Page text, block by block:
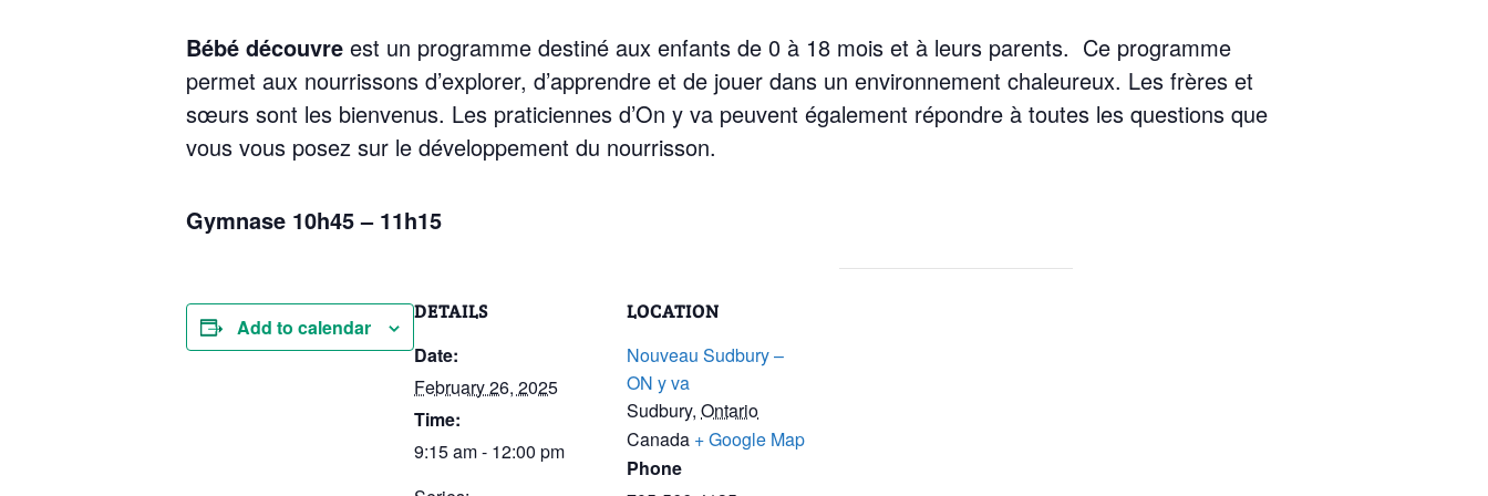
Bébé découvre est un programme destiné aux enfants de 0 à 18 mois et à leurs parents. Ce programme
permet aux nourrissons d’explorer, d’apprendre et de jouer dans un environnement chaleureux. Les frères et
sœurs sont les bienvenus. Les praticiennes d’On y va peuvent également répondre à toutes les questions que
vous vous posez sur le développement du nourrisson.
Gymnase 10h45 – 11h15
Add to calendar
DETAILS
Date:
February 26, 2025
Time:
9:15 am - 12:00 pm
LOCATION
Nouveau Sudbury –
ON y va
Sudbury, Ontario
Canada + Google Map
Phone